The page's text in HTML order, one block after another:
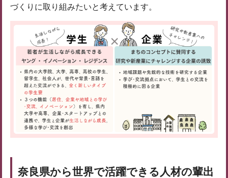
づくりに取り組みたいと考えています。
奈良県から世界で活躍できる人材の輩出